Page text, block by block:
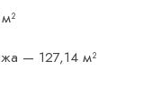
— 127,14 м²